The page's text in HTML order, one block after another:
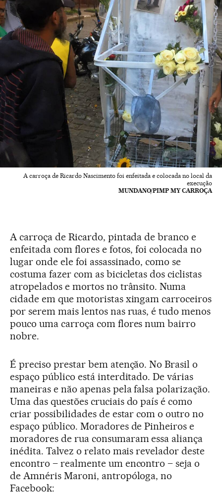
A carroça de Ricardo Nascimento foi enfeitada e colocada no local da
execução
MUNDANO/PIMP MY CARROÇA
A carroça de Ricardo, pintada de branco e
enfeitada com flores e fotos, foi colocada no
lugar onde ele foi assassinado, como se
costuma fazer com as bicicletas dos ciclistas
atropelados e mortos no trânsito. Numa
cidade em que motoristas xingam carroceiros
por serem mais lentos nas ruas, é tudo menos
pouco uma carroça com flores num bairro
nobre.
É preciso prestar bem atenção. No Brasil o
espaço público está interditado. De várias
maneiras e não apenas pela falsa polarização.
Uma das questões cruciais do país é como
criar possibilidades de estar com o outro no
espaço público. Moradores de Pinheiros e
moradores de rua consumaram essa aliança
inédita. Talvez o relato mais revelador deste
encontro – realmente um encontro – seja o
de Amnéris Maroni, antropóloga, no
Facebook: